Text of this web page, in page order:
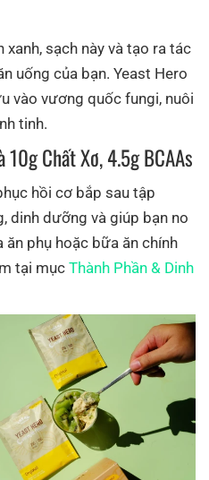
sạch này và tạo ra tác
uống của bạn. Yeast Hero
vào vương quốc fungi, nuôi
tinh.
Chất Xơ, 4.5g BCAAs
hồi cơ bắp sau tập
dinh dưỡng và giúp bạn no
phụ hoặc bữa ăn chính
tại mục Thành Phần & Dinh